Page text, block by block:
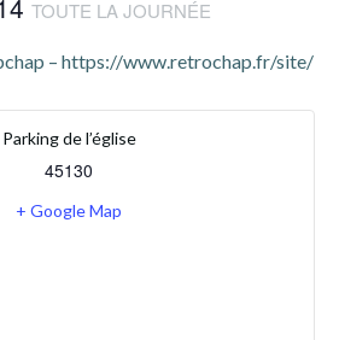
TOUTE LA JOURNÉE
– https://www.retrochap.fr/site/
Parking de l’église
45130
+ Google Map